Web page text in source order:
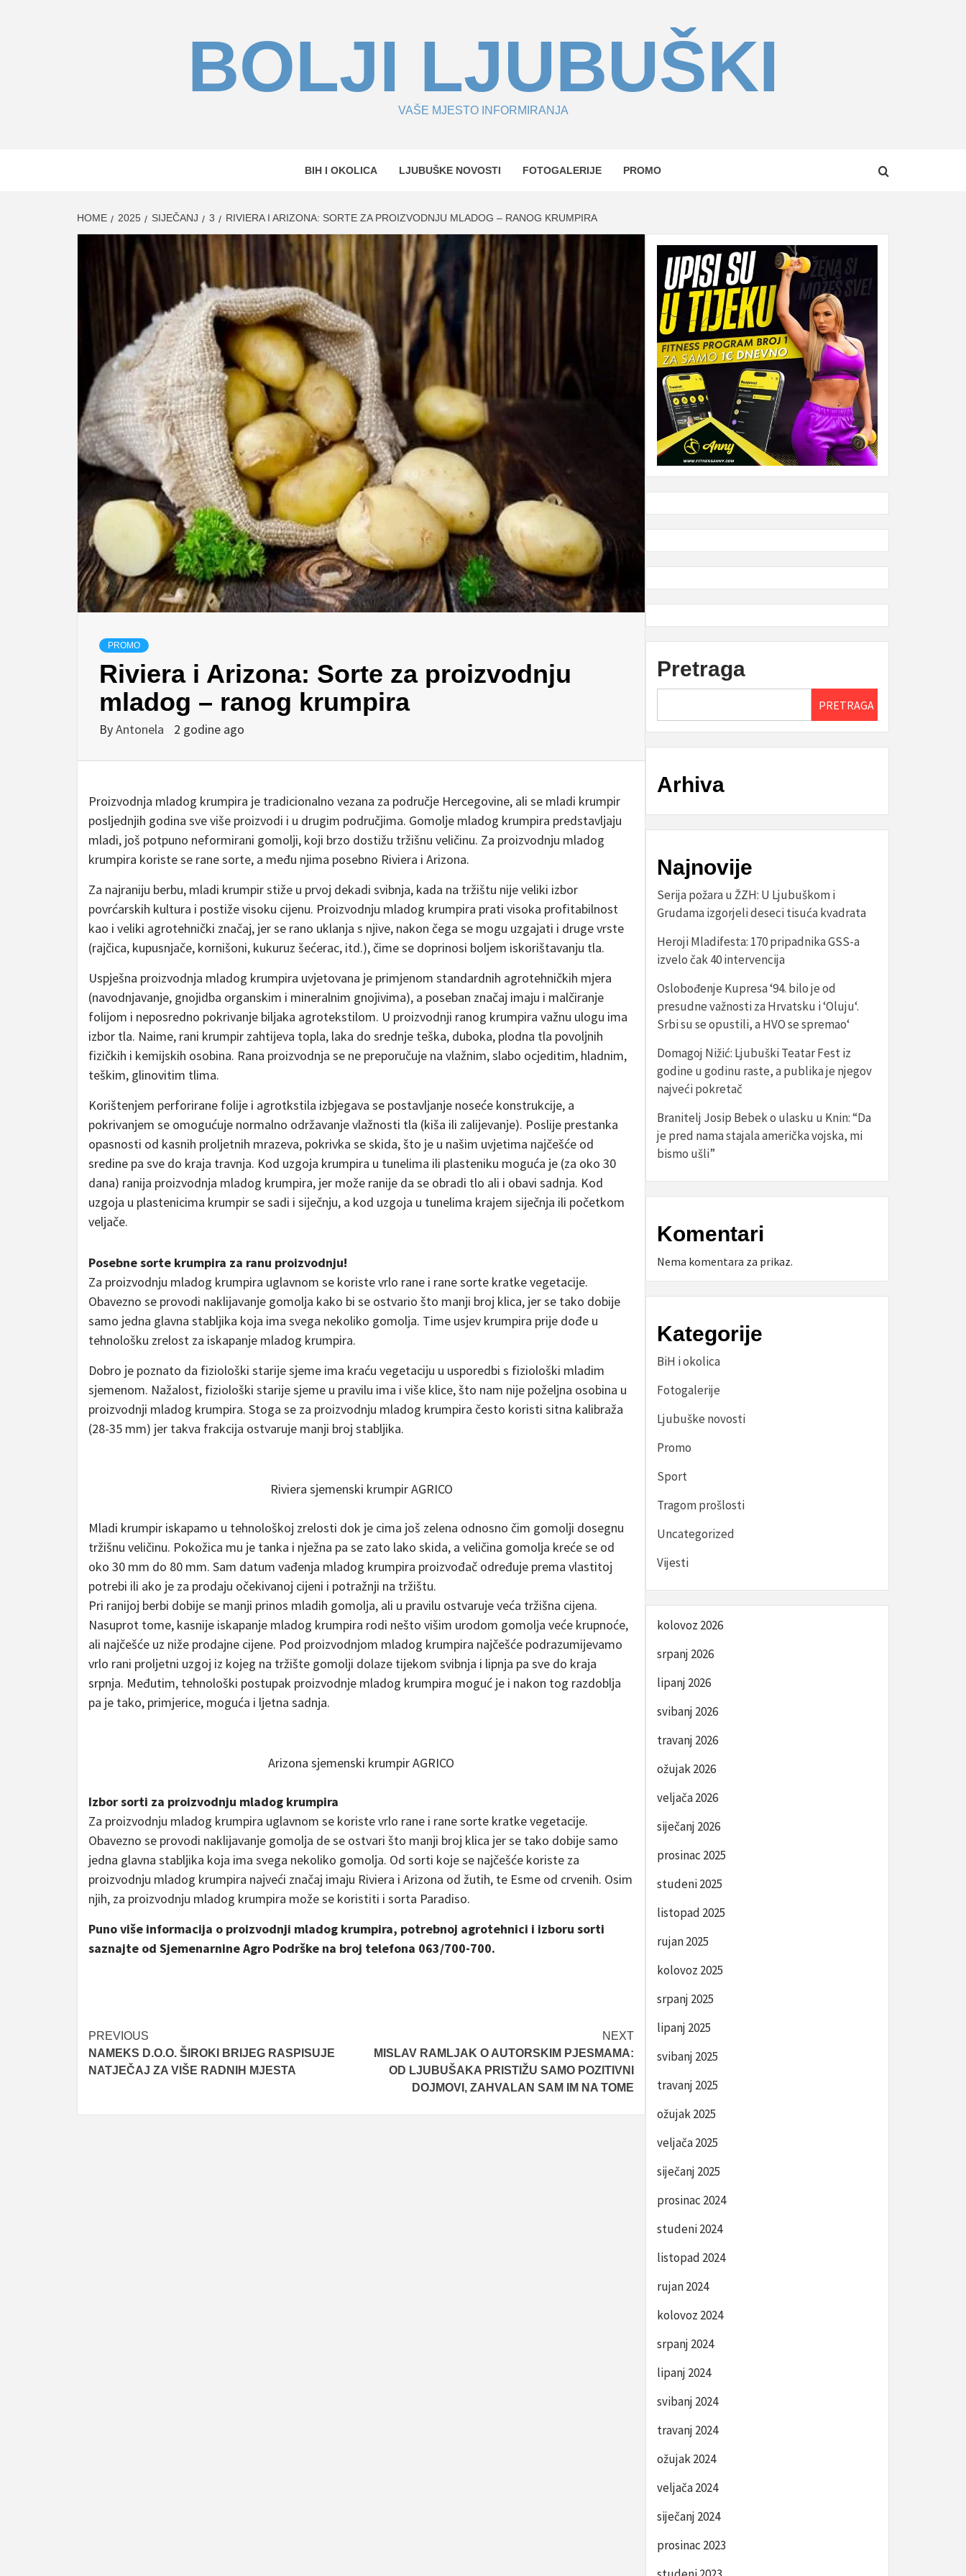
BOLJI LJUBUŠKI
VAŠE MJESTO INFORMIRANJA
BIH I OKOLICA LJUBUŠKE NOVOSTI FOTOGALERIJE PROMO
HOME 2025 SIJEČANJ 3 RIVIERA I ARIZONA: SORTE ZA PROIZVODNJU MLADOG – RANOG KRUMPIRA
PROMO
Riviera i Arizona: Sorte za proizvodnju
mladog – ranog krumpira
ByAntonela 2 godine ago
Proizvodnja mladog krumpira je tradicionalno vezana za područje Hercegovine, ali se mladi krumpir
posljednjih godina sve više proizvodi i u drugim područjima. Gomolje mladog krumpira predstavljaju
mladi, još potpuno neformirani gomolji, koji brzo dostižu tržišnu veličinu. Za proizvodnju mladog
krumpira koriste se rane sorte, a među njima posebno Riviera i Arizona.
Za najraniju berbu, mladi krumpir stiže u prvoj dekadi svibnja, kada na tržištu nije veliki izbor
povrćarskih kultura i postiže visoku cijenu. Proizvodnju mladog krumpira prati visoka profitabilnost
kao i veliki agrotehnički značaj, jer se rano uklanja s njive, nakon čega se mogu uzgajati i druge vrste
(rajčica, kupusnjače, kornišoni, kukuruz šećerac, itd.), čime se doprinosi boljem iskorištavanju tla.
Uspješna proizvodnja mladog krumpira uvjetovana je primjenom standardnih agrotehničkih mjera
(navodnjavanje, gnojidba organskim i mineralnim gnojivima), a poseban značaj imaju i malčiranje
folijom i neposredno pokrivanje biljaka agrotekstilom. U proizvodnji ranog krumpira važnu ulogu ima
izbor tla. Naime, rani krumpir zahtijeva topla, laka do srednje teška, duboka, plodna tla povoljnih
fizičkih i kemijskih osobina. Rana proizvodnja se ne preporučuje na vlažnim, slabo ocjeditim, hladnim,
teškim, glinovitim tlima.
Korištenjem perforirane folije i agrotkstila izbjegava se postavljanje noseće konstrukcije, a
pokrivanjem se omogućuje normalno održavanje vlažnosti tla (kiša ili zalijevanje). Poslije prestanka
opasnosti od kasnih proljetnih mrazeva, pokrivka se skida, što je u našim uvjetima najčešće od
sredine pa sve do kraja travnja. Kod uzgoja krumpira u tunelima ili plasteniku moguća je (za oko 30
dana) ranija proizvodnja mladog krumpira, jer može ranije da se obradi tlo ali i obavi sadnja. Kod
uzgoja u plastenicima krumpir se sadi i siječnju, a kod uzgoja u tunelima krajem siječnja ili početkom
veljače.
Posebne sorte krumpira za ranu proizvodnju!
Za proizvodnju mladog krumpira uglavnom se koriste vrlo rane i rane sorte kratke vegetacije.
Obavezno se provodi naklijavanje gomolja kako bi se ostvario što manji broj klica, jer se tako dobije
samo jedna glavna stabljika koja ima svega nekoliko gomolja. Time usjev krumpira prije dođe u
tehnološku zrelost za iskapanje mladog krumpira.
Dobro je poznato da fiziološki starije sjeme ima kraću vegetaciju u usporedbi s fiziološki mladim
sjemenom. Nažalost, fiziološki starije sjeme u pravilu ima i više klice, što nam nije poželjna osobina u
proizvodnji mladog krumpira. Stoga se za proizvodnju mladog krumpira često koristi sitna kalibraža
(28-35 mm) jer takva frakcija ostvaruje manji broj stabljika.
Riviera sjemenski krumpir AGRICO
Mladi krumpir iskapamo u tehnološkoj zrelosti dok je cima još zelena odnosno čim gomolji dosegnu
tržišnu veličinu. Pokožica mu je tanka i nježna pa se zato lako skida, a veličina gomolja kreće se od
oko 30 mm do 80 mm. Sam datum vađenja mladog krumpira proizvođač određuje prema vlastitoj
potrebi ili ako je za prodaju očekivanoj cijeni i potražnji na tržištu.
Pri ranijoj berbi dobije se manji prinos mladih gomolja, ali u pravilu ostvaruje veća tržišna cijena.
Nasuprot tome, kasnije iskapanje mladog krumpira rodi nešto višim urodom gomolja veće krupnoće,
ali najčešće uz niže prodajne cijene. Pod proizvodnjom mladog krumpira najčešće podrazumijevamo
vrlo rani proljetni uzgoj iz kojeg na tržište gomolji dolaze tijekom svibnja i lipnja pa sve do kraja
srpnja. Međutim, tehnološki postupak proizvodnje mladog krumpira moguć je i nakon tog razdoblja
pa je tako, primjerice, moguća i ljetna sadnja.
Arizona sjemenski krumpir AGRICO
Izbor sorti za proizvodnju mladog krumpira
Za proizvodnju mladog krumpira uglavnom se koriste vrlo rane i rane sorte kratke vegetacije.
Obavezno se provodi naklijavanje gomolja de se ostvari što manji broj klica jer se tako dobije samo
jedna glavna stabljika koja ima svega nekoliko gomolja. Od sorti koje se najčešće koriste za
proizvodnju mladog krumpira najveći značaj imaju Riviera i Arizona od žutih, te Esme od crvenih. Osim
njih, za proizvodnju mladog krumpira može se koristiti i sorta Paradiso.
Puno više informacija o proizvodnji mladog krumpira, potrebnoj agrotehnici i izboru sorti
saznajte od Sjemenarnine Agro Podrške na broj telefona 063/700-700.
Post
navigation
PREVIOUS
NAMEKS D.O.O. ŠIROKI BRIJEG RASPISUJE
NATJEČAJ ZA VIŠE RADNIH MJESTA
NEXT
MISLAV RAMLJAK O AUTORSKIM PJESMAMA:
OD LJUBUŠAKA PRISTIŽU SAMO POZITIVNI
DOJMOVI, ZAHVALAN SAM IM NA TOME
Pretraga
PRETRAGA
Arhiva
Najnovije
Serija požara u ŽZH: U Ljubuškom i
Grudama izgorjeli deseci tisuća kvadrata
Heroji Mladifesta: 170 pripadnika GSS-a
izvelo čak 40 intervencija
Oslobođenje Kupresa ‘94. bilo je od
presudne važnosti za Hrvatsku i ‘Oluju‘.
Srbi su se opustili, a HVO se spremao‘
Domagoj Nižić: Ljubuški Teatar Fest iz
godine u godinu raste, a publika je njegov
najveći pokretač
Branitelj Josip Bebek o ulasku u Knin: “Da
je pred nama stajala američka vojska, mi
bismo ušli”
Komentari
Nema komentara za prikaz.
Kategorije
BiH i okolica
Fotogalerije
Ljubuške novosti
Promo
Sport
Tragom prošlosti
Uncategorized
Vijesti
kolovoz 2026
srpanj 2026
lipanj 2026
svibanj 2026
travanj 2026
ožujak 2026
veljača 2026
siječanj 2026
prosinac 2025
studeni 2025
listopad 2025
rujan 2025
kolovoz 2025
srpanj 2025
lipanj 2025
svibanj 2025
travanj 2025
ožujak 2025
veljača 2025
siječanj 2025
prosinac 2024
studeni 2024
listopad 2024
rujan 2024
kolovoz 2024
srpanj 2024
lipanj 2024
svibanj 2024
travanj 2024
ožujak 2024
veljača 2024
siječanj 2024
prosinac 2023